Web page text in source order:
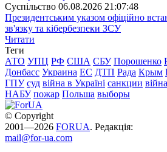
Суспiльство 06.08.2026 21:07:48
Президентським указом офіційно
зв'язку та кібербезпеки ЗСУ
Читати
Теги
АТО УПЦ РФ США СБУ Порошенко
Донбасс Украина ЕС ДТП Рада Крым
ГПУ суд війна в Україні санкции війна
НАБУ пожар Польша выборы
© Copyright
2001—2026 FORUA. Редакція:
mail@for-ua.com